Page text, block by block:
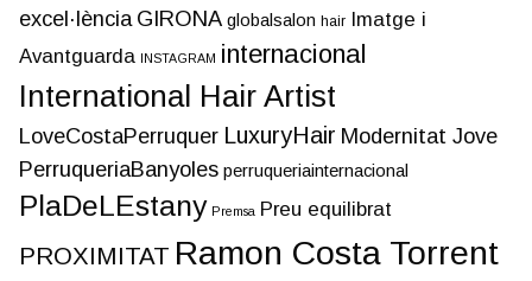
excel·lència GIRONA globalsalon hair
Imatge i
Avantguarda
INSTAGRAM internacional
International Hair Artist
LoveCostaPerruquer LuxuryHair Modernitat Jove
PerruqueriaBanyoles perruqueriainternacional
PlaDeLEstany Premsa Preu equilibrat
PROXIMITAT Ramon Costa Torrent